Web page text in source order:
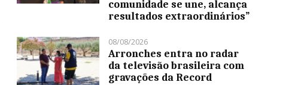
comunidade se une, alcança
resultados extraordinários”
08/08/2026
Arronches entra no radar
da televisão brasileira com
gravações da Record